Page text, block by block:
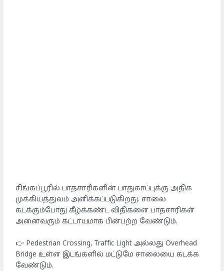
சிங்கப்பூரில் பாதசாரிகளின் பாதுகாப்புக்கு அதிக
முக்கியத்துவம் அளிக்கப்படுகிறது. சாலை
கடக்கும்போது கீழ்க்கண்ட விதிகளை பாதசாரிகள்
அனைவரும் கட்டாயமாக பின்பற்ற வேண்டும்.
👉 Pedestrian Crossing, Traffic Light அல்லது Overhead
Bridge உள்ள இடங்களில் மட்டுமே சாலையை கடக்க
வேண்டும்.